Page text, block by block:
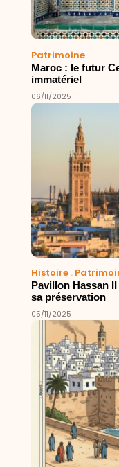
Patrimoine
Maroc : le futur
immatériel
06/11/2025
Histoire.
Pavillon Hassan
sa préservation
05/11/2025